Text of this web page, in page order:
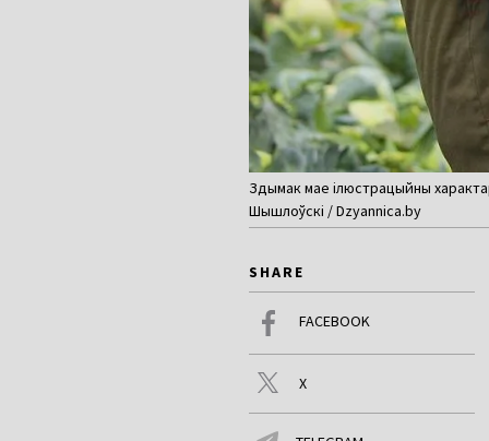
Здымак мае ілюстрацыйны
Шышлоўскі / Dzyannica.by
SHARE
FACEBOOK
X